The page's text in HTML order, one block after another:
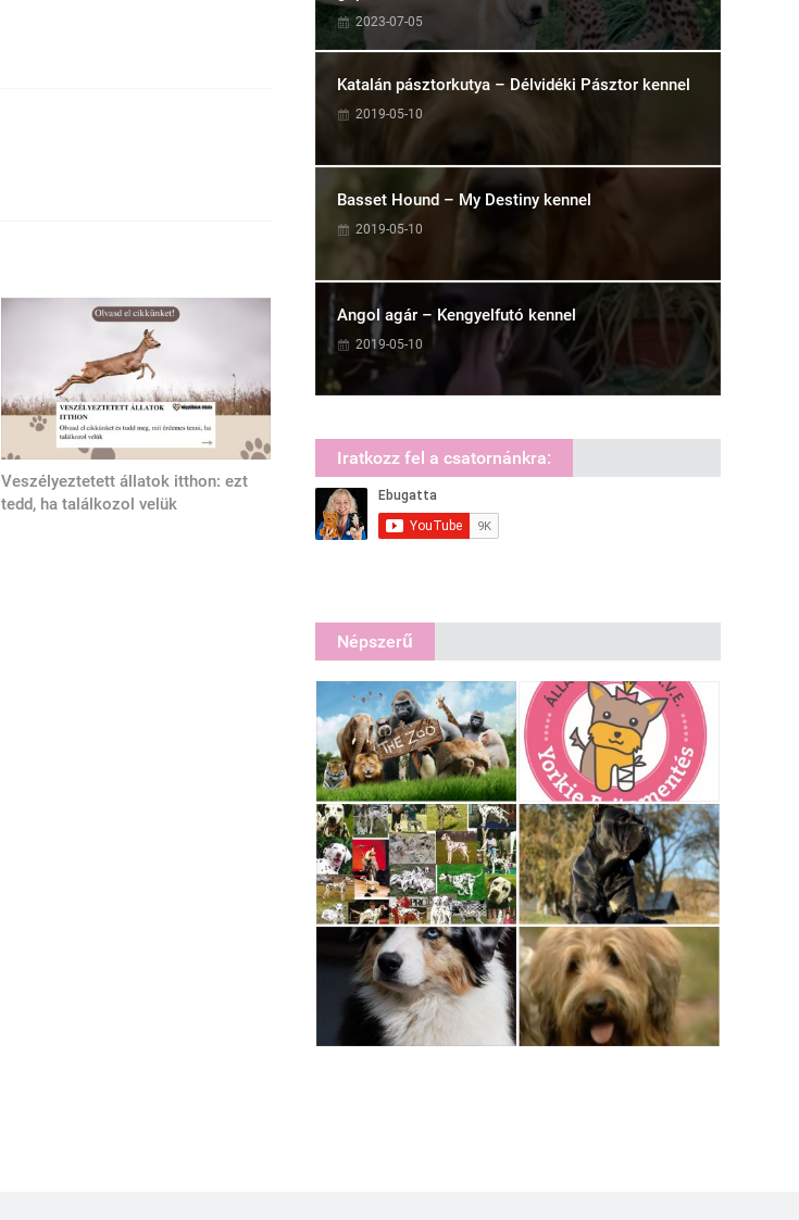
Veszélyeztetett állatok itthon: ezt
tedd, ha találkozol velük
2023-07-05
Katalán pásztorkutya – Délvidéki Pásztor kennel
2019-05-10
Basset Hound – My Destiny kennel
2019-05-10
Angol agár – Kengyelfutó kennel
2019-05-10
Iratkozz fel a csatornánkra:
Népszerű